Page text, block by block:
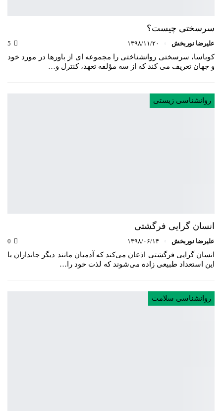
سرسختی چیست؟
علیرضا نوربخش ۱۳۹۸/۱۱/۲۰
کوباسا، سرسختی روانشناختی را مجموعه ای از باورها در مورد خود
و جهان تعریف می کند که از سه مؤلفه تعهد، کنترل و…
روانشناسی زیستی
انسان گرایی فرگشتی
علیرضا نوربخش ۱۳۹۸/۰۶/۱۴
انسان گرایی فرگشتی اذعان می‌کند که آدمیان مانند دیگر جانداران با
این استعداد طبیعی زاده می‌شوند که لذت خود را…
روانشناسی سلامت